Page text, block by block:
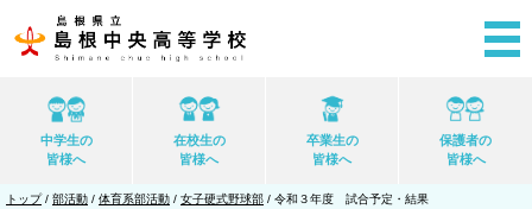
中学生の
皆様へ
在校生の
皆様へ
卒業生の
皆様へ
保護者の
皆様へ
現
トップ/ 部活動 / 体育系部活動 / 女子硬式野球部 / 令和３年度 試合予定・結果